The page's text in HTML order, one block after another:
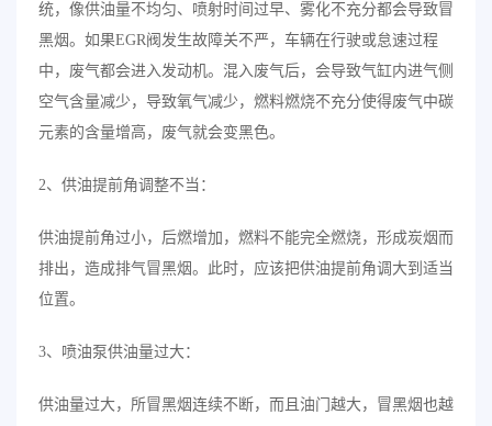
统，像供油量不均匀、喷射时间过早、雾化不充分都会导致冒
黑烟。如果EGR阀发生故障关不严，车辆在行驶或怠速过程
中，废气都会进入发动机。混入废气后，会导致气缸内进气侧
空气含量减少，导致氧气减少，燃料燃烧不充分使得废气中碳
元素的含量增高，废气就会变黑色。
2、供油提前角调整不当：
供油提前角过小，后燃增加，燃料不能完全燃烧，形成炭烟而
排出，造成排气冒黑烟。此时，应该把供油提前角调大到适当
位置。
3、喷油泵供油量过大：
供油量过大，所冒黑烟连续不断，而且油门越大，冒黑烟也越